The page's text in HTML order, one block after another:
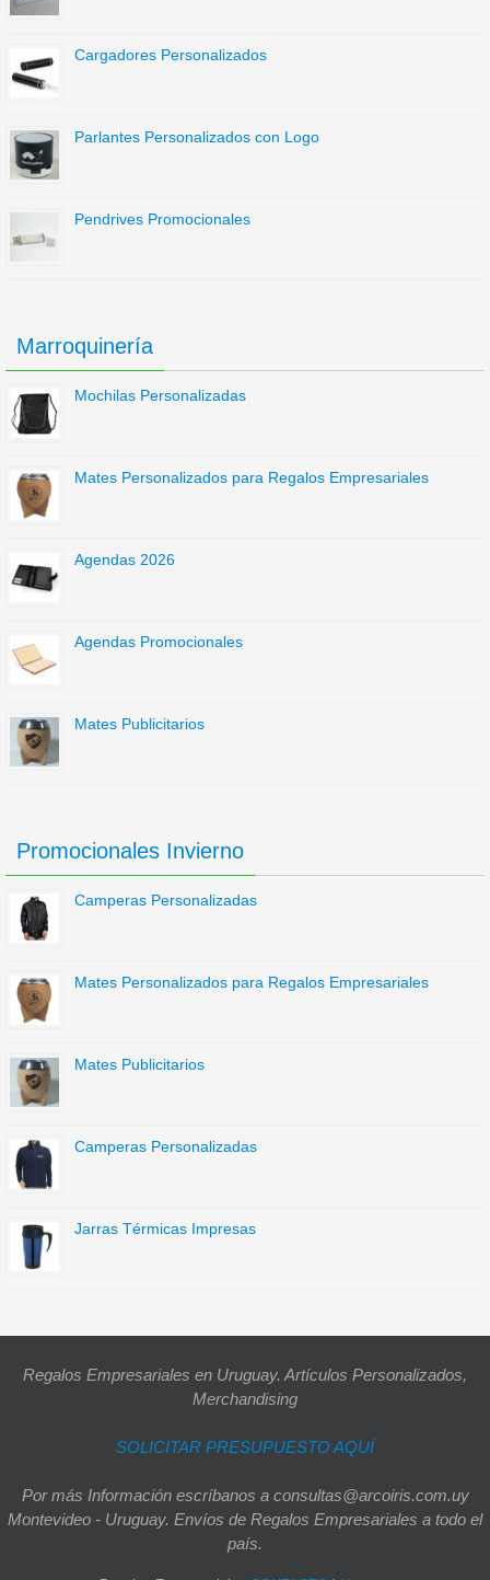
Cargadores Personalizados
Parlantes Personalizados con Logo
Pendrives Promocionales
Marroquinería
Mochilas Personalizadas
Mates Personalizados para Regalos Empresariales
Agendas 2026
Agendas Promocionales
Mates Publicitarios
Promocionales Invierno
Camperas Personalizadas
Mates Personalizados para Regalos Empresariales
Mates Publicitarios
Camperas Personalizadas
Jarras Térmicas Impresas
Regalos Empresariales en Uruguay. Artículos Personalizados,
Merchandising
SOLICITAR PRESUPUESTO AQUÍ
Por más Información escríbanos a consultas@arcoiris.com.uy
Montevideo - Uruguay. Envíos de Regalos Empresariales a todo el
país.